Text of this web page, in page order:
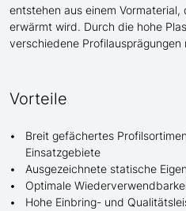
entstehen aus einem
erwärmt wird. Durch die hohe
verschiedene Profilausprägungen
Vorteile
Breit gefächertes
Einsatzgebiete
Ausgezeichnete statische
Optimale
Hohe Einbring- und